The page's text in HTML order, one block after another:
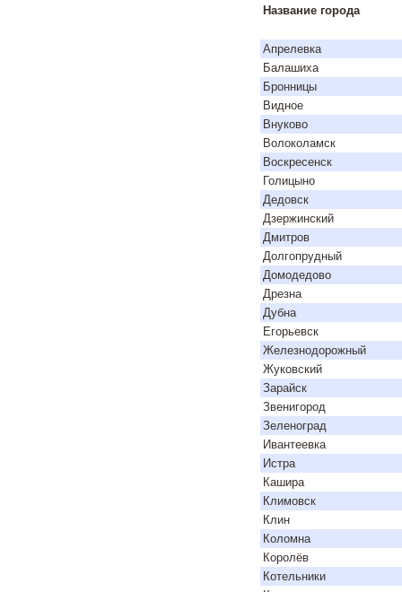
Название города
Апрелевка
Балашиха
Бронницы
Видное
Внуково
Волоколамск
Воскресенск
Голицыно
Дедовск
Дзержинский
Дмитров
Долгопрудный
Домодедово
Дрезна
Дубна
Егорьевск
Железнодорожный
Жуковский
Зарайск
Звенигород
Зеленоград
Ивантеевка
Истра
Кашира
Климовск
Клин
Коломна
Королёв
Котельники